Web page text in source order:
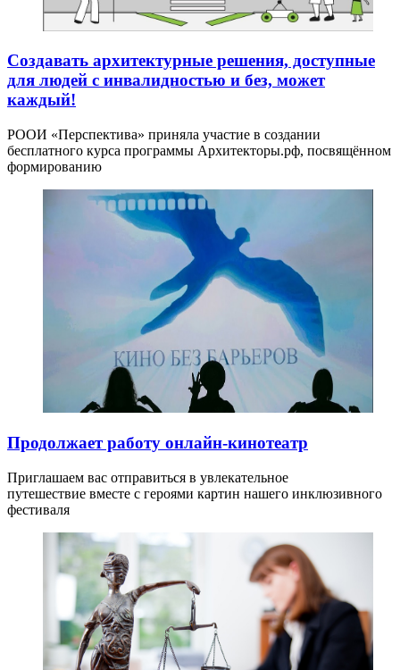
Создавать архитектурные решения, доступные
для людей с инвалидностью и без, может
каждый!
РООИ «Перспектива» приняла участие в создании
бесплатного курса программы Архитекторы.рф, посвящённом
формированию
Продолжает работу онлайн-кинотеатр
Приглашаем вас отправиться в увлекательное
путешествие вместе с героями картин нашего инклюзивного
фестиваля